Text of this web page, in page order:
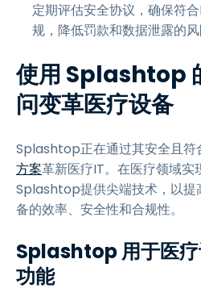
定期评估安全协议，确保符
规，降低罚款和数据泄露的风
使用 Splashtop
问变革医疗设备
Splashtop正在通过其安全且符
方案革新医疗IT。在医疗领域实
Splashtop提供尖端技术，以提
备的效率、安全性和合规性。
Splashtop 用于医疗
功能